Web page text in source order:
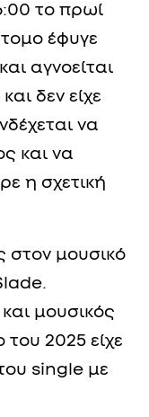
το πρωί
έφυγε
αγνοείται
δεν είχε
να
και να
η σχετική
στον μουσικό
μουσικός
2025 είχε
single με